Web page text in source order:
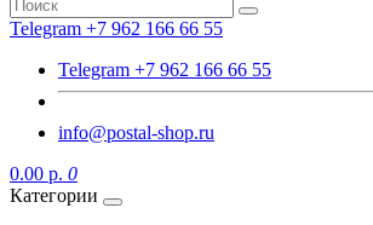
Telegram +7 962 166 66 55
Telegram +7 962 166 66 55
info@postal-shop.ru
0.00 р. 0
Категории